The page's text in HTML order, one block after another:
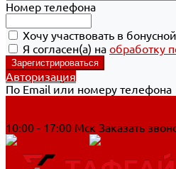
Номер телефона
Хочу участвовать в
Я согласен(а) на обработку
Авторизация
По Email или номеру телефона
10:00 - 17:00 Мск Заказать